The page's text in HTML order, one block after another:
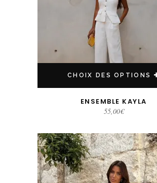
CHOIX DES OPTIONS
ENSEMBLE KAYLA
55,00€